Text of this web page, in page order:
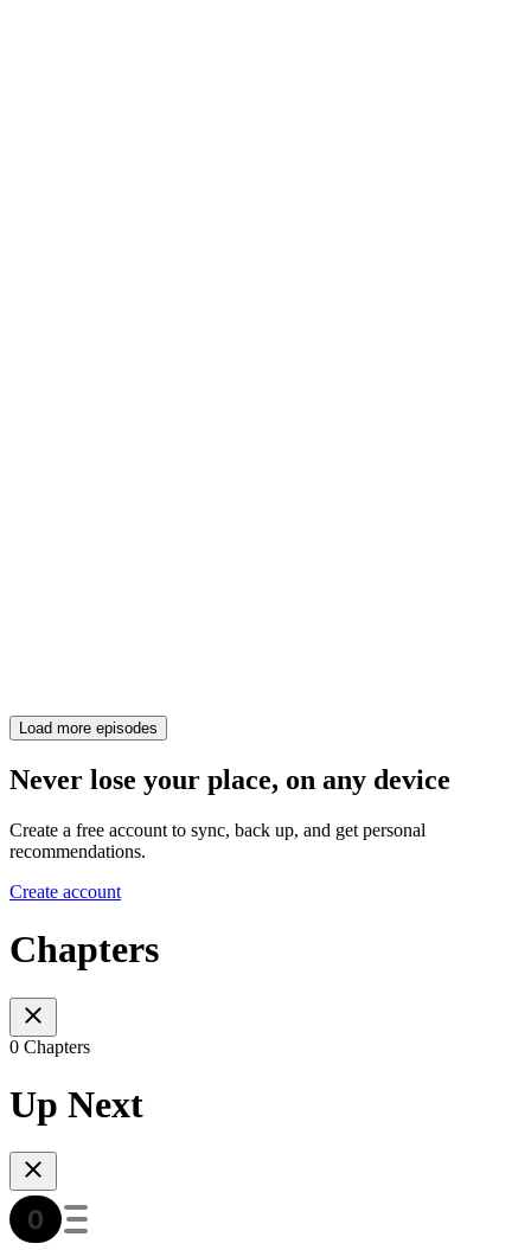
Load more episodes
Never lose your place, on any device
Create a free account to sync, back up, and get personal
recommendations.
Create account
Chapters
0 Chapters
Up Next